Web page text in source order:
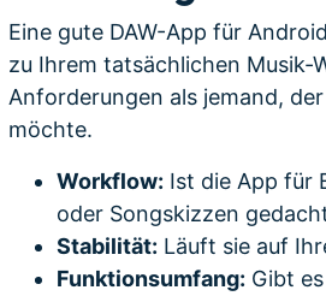
Eine gute DAW-App für
zu Ihrem tatsächlichen Musik-
Anforderungen als jemand,
möchte.
Workflow: Ist die App für
oder Songskizzen
Stabilität: Läuft sie auf
Funktionsumfang: Gibt